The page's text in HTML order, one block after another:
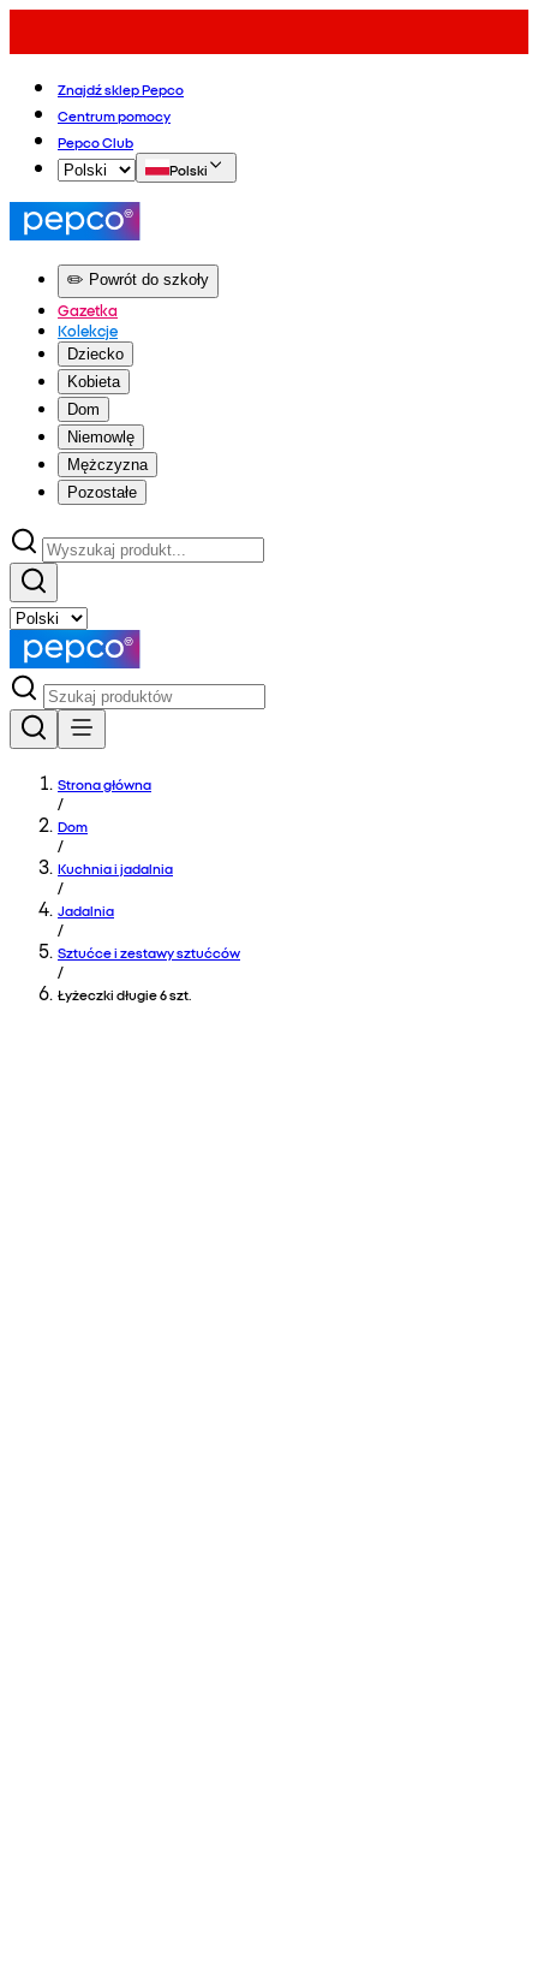
Znajdź sklep Pepco
Centrum pomocy
Pepco Club
Polski
✏️ Powrót do szkoły
Gazetka
Kolekcje
Dziecko
Kobieta
Dom
Niemowlę
Mężczyzna
Pozostałe
Strona główna
/
Dom
/
Kuchnia i jadalnia
/
Jadalnia
/
Sztućce i zestawy sztućców
/
Łyżeczki długie 6 szt.